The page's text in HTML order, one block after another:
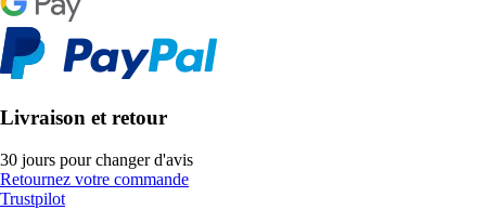
Livraison et retour
30 jours pour changer d'avis
Retournez votre commande
Trustpilot